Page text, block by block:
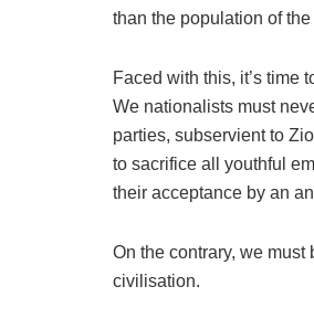
than the population of
Faced with this, it’s time
We nationalists must
parties, subservient to
to sacrifice all youthful
their acceptance by an
On the contrary, we
civilisation.